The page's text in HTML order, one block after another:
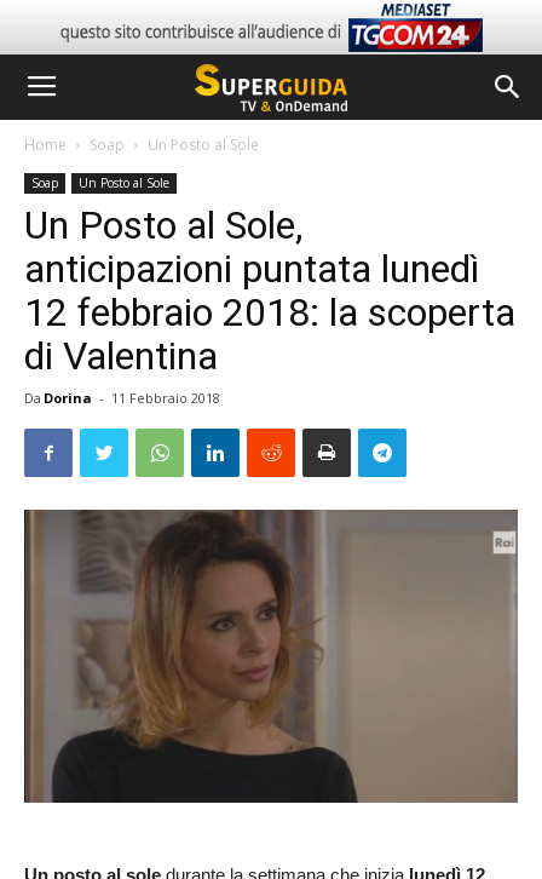
Home Soap Un Posto al Sole
Soap Un Posto al Sole
Un Posto al Sole,
anticipazioni puntata lunedì
12 febbraio 2018: la scoperta
di Valentina
Da Dorina - 11 Febbraio 2018
Un posto al sole durante la settimana che inizia lunedì 12